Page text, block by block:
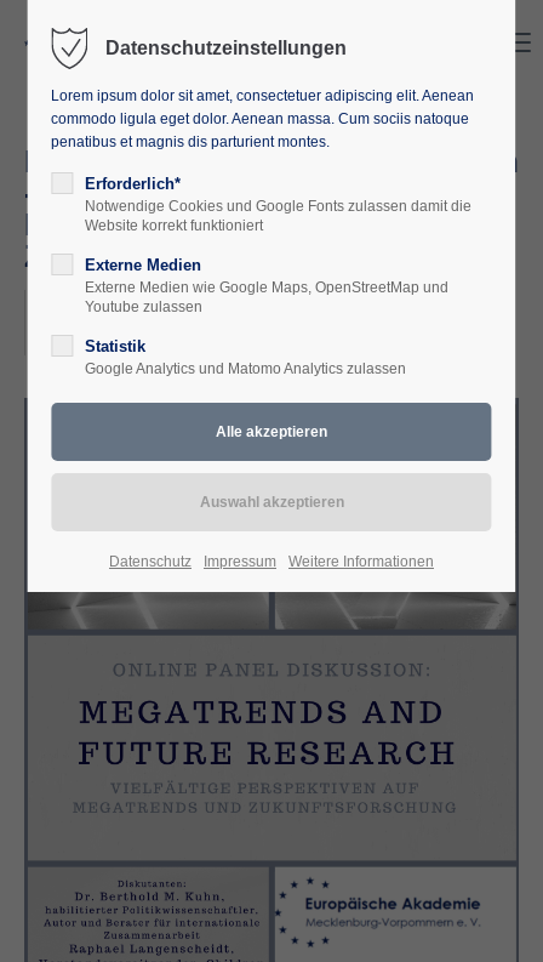
Megatrends and Future Research
- Vielfältige Perspektiven auf
Megatrends und
Zukunftsforschung
2022-11-15, 18:00
ORT: ONLINE
Datenschutzeinstellungen
Lorem ipsum dolor sit amet, consectetuer adipiscing elit. Aenean
commodo ligula eget dolor. Aenean massa. Cum sociis natoque
penatibus et magnis dis parturient montes.
Erforderlich*
Notwendige Cookies und Google Fonts zulassen damit die
Website korrekt funktioniert
Externe Medien
Externe Medien wie Google Maps, OpenStreetMap und
Youtube zulassen
Statistik
Google Analytics und Matomo Analytics zulassen
Datenschutz Impressum Weitere Informationen